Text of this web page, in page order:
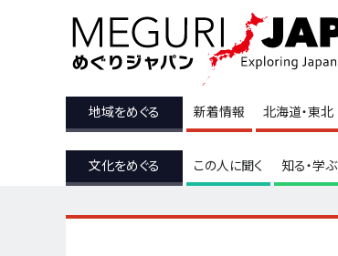
地域をめぐる 新着情報 北海道・東北
文化をめぐる この人に聞く 知る・学ぶ